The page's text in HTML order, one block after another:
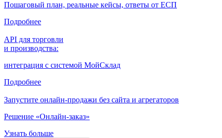
Пошаговый план, реальные кейсы, ответы от ЕСП
Подробнее
API для торговли
и производства:
интеграция с системой МойСклад
Подробнее
Запустите онлайн-продажи без сайта и агрегаторов
Решение «Онлайн-заказ»
Узнать больше